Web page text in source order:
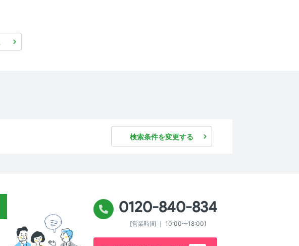
検索条件を変更する
0120-840-834
[営業時間 ｜ 10:00〜18:00]